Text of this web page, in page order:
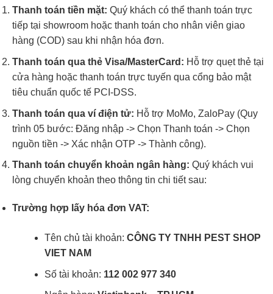
Thanh toán tiền mặt: Quý khách có thể thanh toán trực
tiếp tại showroom hoặc thanh toán cho nhân viên giao
hàng (COD) sau khi nhận hóa đơn.
Thanh toán qua thẻ Visa/MasterCard: Hỗ trợ quẹt thẻ tại
cửa hàng hoặc thanh toán trực tuyến qua cổng bảo mật
tiêu chuẩn quốc tế PCI-DSS.
Thanh toán qua ví điện tử: Hỗ trợ MoMo, ZaloPay (Quy
trình 05 bước: Đăng nhập -> Chọn Thanh toán -> Chọn
nguồn tiền -> Xác nhận OTP -> Thành công).
Thanh toán chuyển khoản ngân hàng: Quý khách vui
lòng chuyển khoản theo thông tin chi tiết sau:
Trường hợp lấy hóa đơn VAT:
Tên chủ tài khoản: CÔNG TY TNHH PEST SHOP
VIET NAM
Số tài khoản: 112 002 977 340